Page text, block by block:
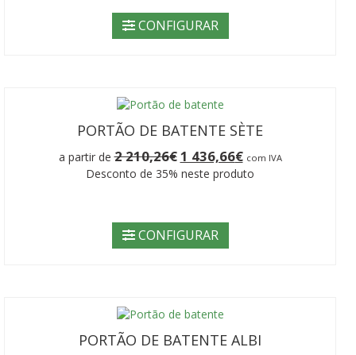
210,26€.
CONFIGURAR
PORTÃO DE BATENTE SÈTE
a partir de2 210,26€ O
preço
original
210,26€.
1 436,66€O
preço
com IVA
Desconto de 35% neste produto
CONFIGURAR
PORTÃO DE BATENTE ALBI